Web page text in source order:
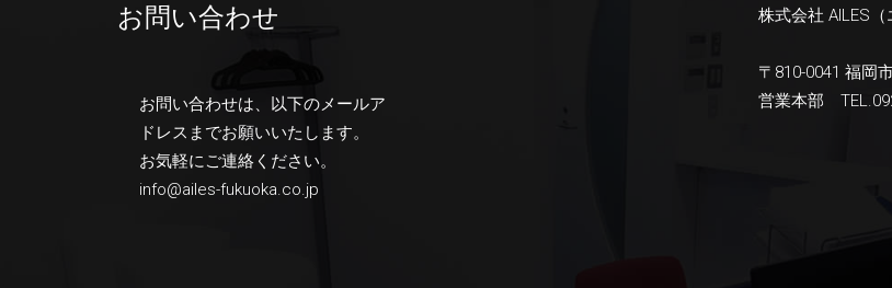
お問い合わせ
お問い合わせは、以下のメールア
ドレスまでお願いいたします。
お気軽にご連絡ください。
info@ailes-fukuoka.co.jp
株式会社 AILES（
〒810-0041 福岡
営業本部